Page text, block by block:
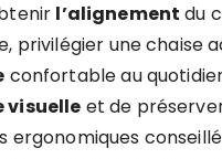
l’alignement du
privilégier une chaise
confortable au
visuelle et de
ergonomiques